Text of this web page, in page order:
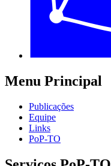
Menu Principal
Publicações
Equipe
Links
PoP-TO